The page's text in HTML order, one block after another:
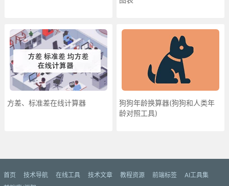
方差、标准差在线计算器
狗狗年龄换算器(狗狗和人类年
龄对照工具)
首页 技术导航 在线工具 技术文章 教程资源 前端标签
AI工具集